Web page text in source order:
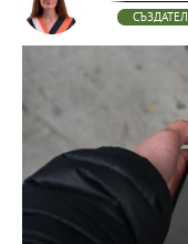
СЪЗДАТЕЛ